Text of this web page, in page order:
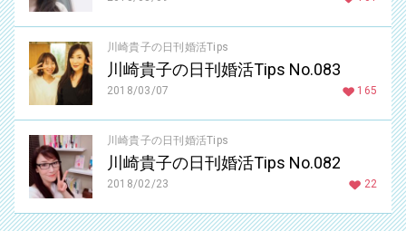
川崎貴子の日刊婚活Tips
川崎貴子の日刊婚活Tips No.083
2018/03/07 165
川崎貴子の日刊婚活Tips
川崎貴子の日刊婚活Tips No.082
2018/02/23 22